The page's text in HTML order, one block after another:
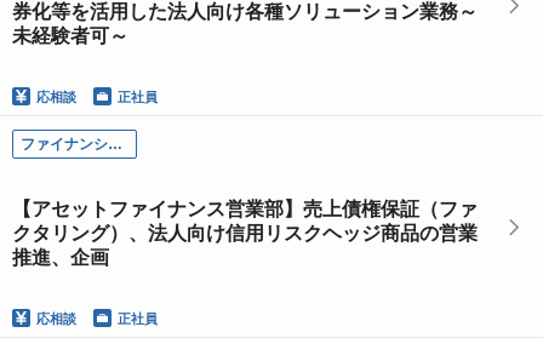
券化等を活用した法人向け各種ソリューション業務～
未経験者可～
応相談 正社員
ファイナンシャル・ソリューション本部
【アセットファイナンス営業部】売上債権保証（ファ
クタリング）、法人向け信用リスクヘッジ商品の営業
推進、企画
応相談 正社員